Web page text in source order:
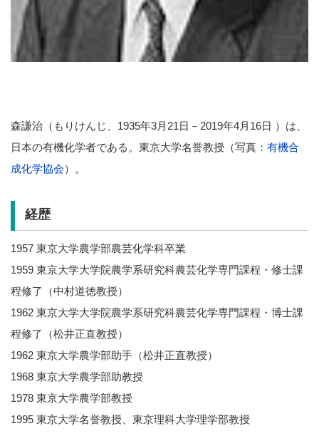
森謙治（もりけんじ、1935年3月21日－2019年4月16日 ）は、
日本の有機化学者である。東京大学名誉教授（写真： 有機合
成化学協会）。
経歴
1957 東京大学農学部農芸化学科卒業
1959 東京大学大学院農学系研究科農芸化学専門課程・修士課
程修了（中村道徳教授）
1962 東京大学大学院農学系研究科農芸化学専門課程・博士課
程修了（松井正直教授）
1962 東京大学農学部助手（松井正直教授）
1968 東京大学農学部助教授
1978 東京大学農学部教授
1995 東京大学名誉教授、東京理科大学理学部教授